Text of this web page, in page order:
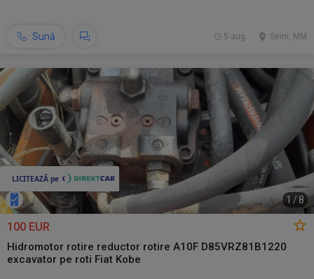
Sună Seini, MM
5 aug.
1 /8
100 EUR
Hidromotor rotire reductor rotire A10F D85VRZ81B1220
excavator pe roti Fiat Kobe